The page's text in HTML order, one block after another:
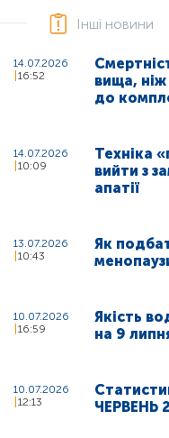
Інші новини
14.07.2026
16:52
вища,
до
14.07.2026
10:09
Техніка
вийти з
апатії
13.07.2026
10:43
Як
10.07.2026
16:59
Якість
на 9
10.07.2026
12:13
ЧЕРВЕНЬ